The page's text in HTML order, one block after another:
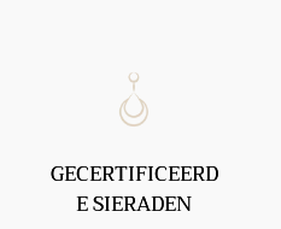
GECERTIFICEERD
E SIERADEN